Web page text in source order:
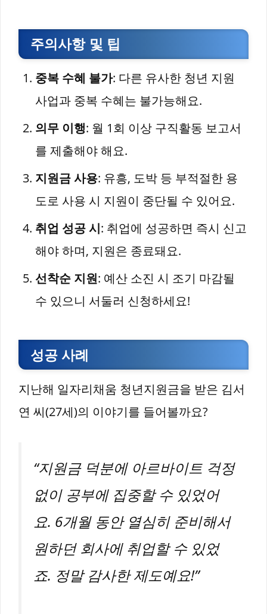
주의사항 및 팁
중복 수혜 불가: 다른 유사한 청년 지원
사업과 중복 수혜는 불가능해요.
의무 이행: 월 1회 이상 구직활동 보고서
를 제출해야 해요.
지원금 사용: 유흥, 도박 등 부적절한 용
도로 사용 시 지원이 중단될 수 있어요.
취업 성공 시: 취업에 성공하면 즉시 신고
해야 하며, 지원은 종료돼요.
선착순 지원: 예산 소진 시 조기 마감될
수 있으니 서둘러 신청하세요!
성공 사례
지난해 일자리채움 청년지원금을 받은 김서
연 씨(27세)의 이야기를 들어볼까요?
“지원금 덕분에 아르바이트 걱정
없이 공부에 집중할 수 있었어
요. 6개월 동안 열심히 준비해서
원하던 회사에 취업할 수 있었
죠. 정말 감사한 제도예요!”